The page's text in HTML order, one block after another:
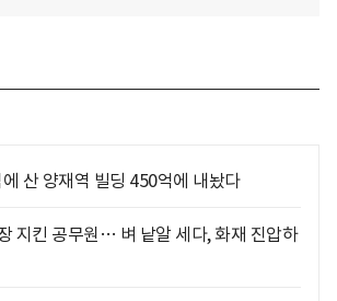
산 양재역 빌딩 450억에 내놨다
지킨 공무원… 벼 낱알 세다, 화재 진압하